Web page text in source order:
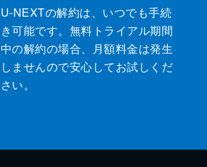
U-NEXTの解約は、いつでも手続
き可能です。無料トライアル期間
中の解約の場合、月額料金は発生
しませんので安心してお試しくだ
さい。